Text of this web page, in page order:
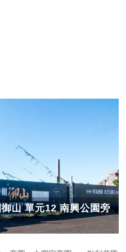
山 單元12 南興公園旁